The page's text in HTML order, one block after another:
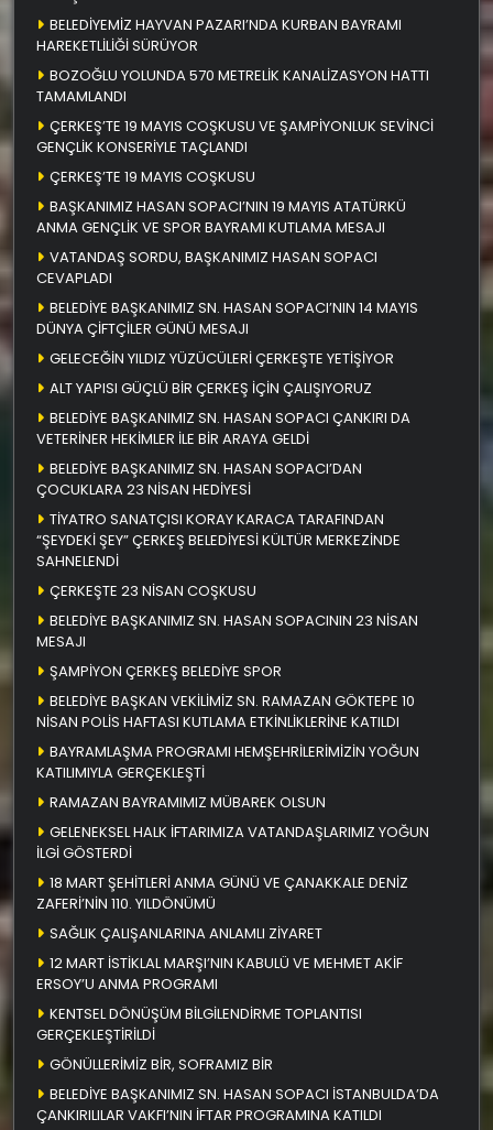
BELEDİYEMİZ HAYVAN PAZARI’NDA KURBAN BAYRAMI
HAREKETLİLİĞİ SÜRÜYOR
BOZOĞLU YOLUNDA 570 METRELİK KANALİZASYON HATTI
TAMAMLANDI
ÇERKEŞ’TE 19 MAYIS COŞKUSU VE ŞAMPİYONLUK SEVİNCİ
GENÇLİK KONSERİYLE TAÇLANDI
ÇERKEŞ’TE 19 MAYIS COŞKUSU
BAŞKANIMIZ HASAN SOPACI’NIN 19 MAYIS ATATÜRKÜ
ANMA GENÇLİK VE SPOR BAYRAMI KUTLAMA MESAJI
VATANDAŞ SORDU, BAŞKANIMIZ HASAN SOPACI
CEVAPLADI
BELEDİYE BAŞKANIMIZ SN. HASAN SOPACI’NIN 14 MAYIS
DÜNYA ÇİFTÇİLER GÜNÜ MESAJI
GELECEĞİN YILDIZ YÜZÜCÜLERİ ÇERKEŞTE YETİŞİYOR
ALT YAPISI GÜÇLÜ BİR ÇERKEŞ İÇİN ÇALIŞIYORUZ
BELEDİYE BAŞKANIMIZ SN. HASAN SOPACI ÇANKIRI DA
VETERİNER HEKİMLER İLE BİR ARAYA GELDİ
BELEDİYE BAŞKANIMIZ SN. HASAN SOPACI’DAN
ÇOCUKLARA 23 NİSAN HEDİYESİ
TİYATRO SANATÇISI KORAY KARACA TARAFINDAN
“ŞEYDEKİ ŞEY” ÇERKEŞ BELEDİYESİ KÜLTÜR MERKEZİNDE
SAHNELENDİ
ÇERKEŞTE 23 NİSAN COŞKUSU
BELEDİYE BAŞKANIMIZ SN. HASAN SOPACININ 23 NİSAN
MESAJI
ŞAMPİYON ÇERKEŞ BELEDİYE SPOR
BELEDİYE BAŞKAN VEKİLİMİZ SN. RAMAZAN GÖKTEPE 10
NİSAN POLİS HAFTASI KUTLAMA ETKİNLİKLERİNE KATILDI
BAYRAMLAŞMA PROGRAMI HEMŞEHRİLERİMİZİN YOĞUN
KATILIMIYLA GERÇEKLEŞTİ
RAMAZAN BAYRAMIMIZ MÜBAREK OLSUN
GELENEKSEL HALK İFTARIMIZA VATANDAŞLARIMIZ YOĞUN
İLGİ GÖSTERDİ
18 MART ŞEHİTLERİ ANMA GÜNÜ VE ÇANAKKALE DENİZ
ZAFERİ’NİN 110. YILDÖNÜMÜ
SAĞLIK ÇALIŞANLARINA ANLAMLI ZİYARET
12 MART İSTİKLAL MARŞI’NIN KABULÜ VE MEHMET AKİF
ERSOY’U ANMA PROGRAMI
KENTSEL DÖNÜŞÜM BİLGİLENDİRME TOPLANTISI
GERÇEKLEŞTİRİLDİ
GÖNÜLLERİMİZ BİR, SOFRAMIZ BİR
BELEDİYE BAŞKANIMIZ SN. HASAN SOPACI İSTANBULDA’DA
ÇANKIRILILAR VAKFI’NIN İFTAR PROGRAMINA KATILDI